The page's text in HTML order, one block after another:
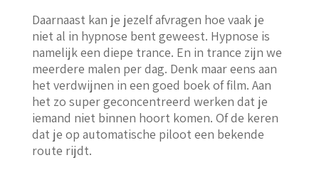
Daarnaast kan je jezelf afvragen hoe vaak je
niet al in hypnose bent geweest. Hypnose is
namelijk een diepe trance. En in trance zijn we
meerdere malen per dag. Denk maar eens aan
het verdwijnen in een goed boek of film. Aan
het zo super geconcentreerd werken dat je
iemand niet binnen hoort komen. Of de keren
dat je op automatische piloot een bekende
route rijdt.